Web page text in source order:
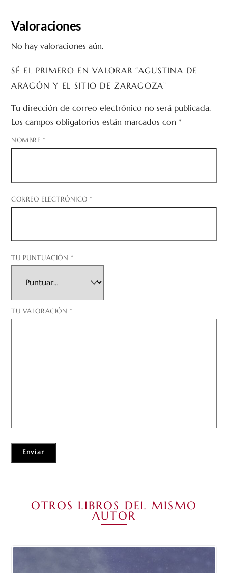
Valoraciones
No hay valoraciones aún.
SÉ EL PRIMERO EN VALORAR “AGUSTINA DE
ARAGÓN Y EL SITIO DE ZARAGOZA”
Tu dirección de correo electrónico no será publicada.
Los campos obligatorios están marcados con*
NOMBRE *
CORREO ELECTRÓNICO*
TU PUNTUACIÓN *
TU VALORACIÓN *
OTROS LIBROS DEL MISMO
AUTOR